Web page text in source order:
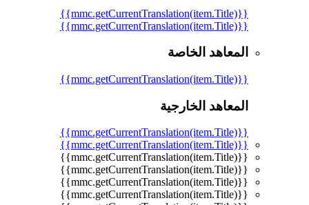
{{mmc.getCurrentTranslation(item.Title)}}
{{mmc.getCurrentTranslation(item.Title)}}
المعاهد الخاصة
{{mmc.getCurrentTranslation(item.Title)}}
المعاهد الخارجية
{{mmc.getCurrentTranslation(item.Title)}}
{{mmc.getCurrentTranslation(item.Title)}}
{{mmc.getCurrentTranslation(item.Title)}}
{{mmc.getCurrentTranslation(item.Title)}}
{{mmc.getCurrentTranslation(item.Title)}}
{{mmc.getCurrentTranslation(item.Title)}}